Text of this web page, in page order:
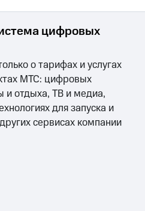
цифровых
о тарифах и услугах
МТС: цифровых
и отдыха, ТВ и медиа,
для запуска и
сервисах компании